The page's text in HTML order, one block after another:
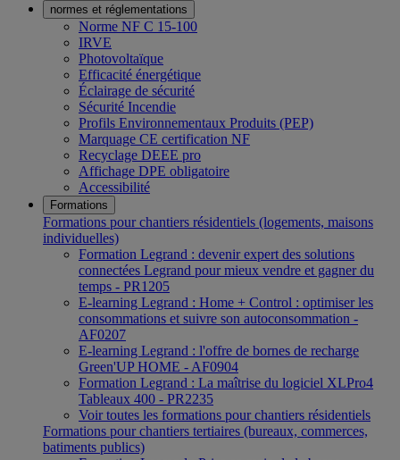
normes et réglementations
Norme NF C 15-100
IRVE
Photovoltaïque
Efficacité énergétique
Éclairage de sécurité
Sécurité Incendie
Profils Environnementaux Produits (PEP)
Marquage CE certification NF
Recyclage DEEE pro
Affichage DPE obligatoire
Accessibilité
Formations
Formations pour chantiers résidentiels (logements, maisons
individuelles)
Formation Legrand : devenir expert des solutions
connectées Legrand pour mieux vendre et gagner du
temps - PR1205
E-learning Legrand : Home + Control : optimiser les
consommations et suivre son autoconsommation -
AF0207
E-learning Legrand : l'offre de bornes de recharge
Green'UP HOME - AF0904
Formation Legrand : La maîtrise du logiciel XLPro4
Tableaux 400 - PR2235
Voir toutes les formations pour chantiers résidentiels
Formations pour chantiers tertiaires (bureaux, commerces,
batiments publics)